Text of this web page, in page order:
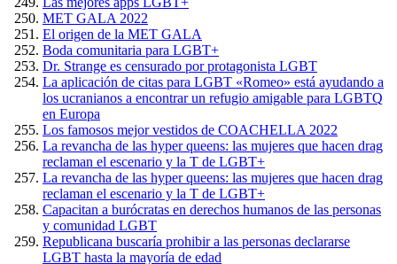
MET GALA 2022
El origen de la MET GALA
Boda comunitaria para LGBT+
Dr. Strange es censurado por protagonista LGBT
La aplicación de citas para LGBT «Romeo» está ayudando a
los ucranianos a encontrar un refugio amigable para LGBTQ
en Europa
Los famosos mejor vestidos de COACHELLA 2022
La revancha de las hyper queens: las mujeres que hacen drag
reclaman el escenario y la T de LGBT+
La revancha de las hyper queens: las mujeres que hacen drag
reclaman el escenario y la T de LGBT+
Capacitan a burócratas en derechos humanos de las personas
y comunidad LGBT
Republicana buscaría prohibir a las personas declararse
LGBT hasta la mayoría de edad